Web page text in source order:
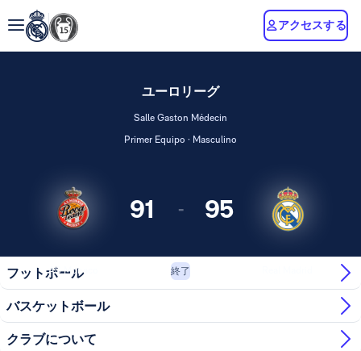
アクセスする
ユーロリーグ
Salle Gaston Médecin
Primer Equipo · Masculino
91 - 95
AS Monaco 終了
フットボール
バスケットボール
クラブについて